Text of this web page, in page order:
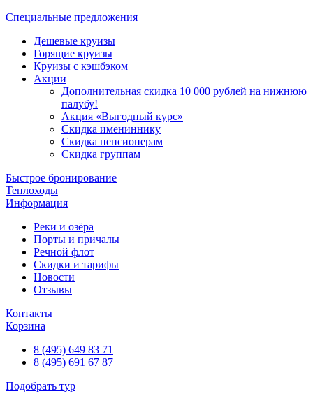
Специальные предложения
Дешевые круизы
Горящие круизы
Круизы с кэшбэком
Акции
Дополнительная скидка 10 000 рублей на нижнюю
палубу!
Акция «Выгодный курс»
Скидка имениннику
Скидка пенсионерам
Скидка группам
Быстрое бронирование
Теплоходы
Информация
Реки и озёра
Порты и причалы
Речной флот
Скидки и тарифы
Новости
Отзывы
Контакты
Корзина
8 (495) 649 83 71
8 (495) 691 67 87
Подобрать тур